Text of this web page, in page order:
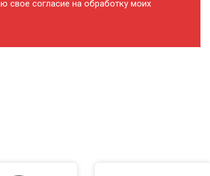
свое согласие на обработку моих